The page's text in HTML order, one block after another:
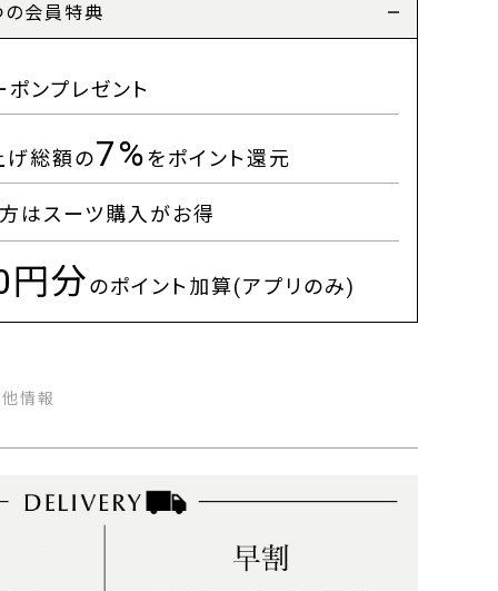
の会員特典
ポンプレゼント
げ総額の7%をポイント還元
はスーツ購入がお得
円分のポイント加算(アプリのみ)
情報